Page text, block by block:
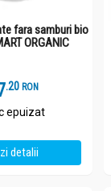
fara samburi bio
ORGANIC
.2 RON
epuizat
detalii